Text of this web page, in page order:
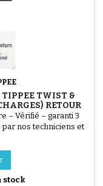
TIPPEE TWIST &
RETOUR
– Vérifié – garanti 3
par nos techniciens et
Tommee Tippee Twist
Click, chaque couche
par...
stock